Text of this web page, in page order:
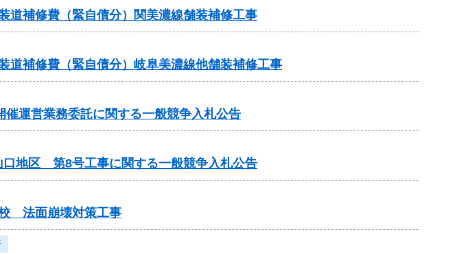
道補修費（緊自債分）関美濃線舗装補修工事
道補修費（緊自債分）岐阜美濃線他舗装補修工事
運営業務委託に関する一般競争入札公告
地区 第8号工事に関する一般競争入札公告
校 法面崩壊対策工事